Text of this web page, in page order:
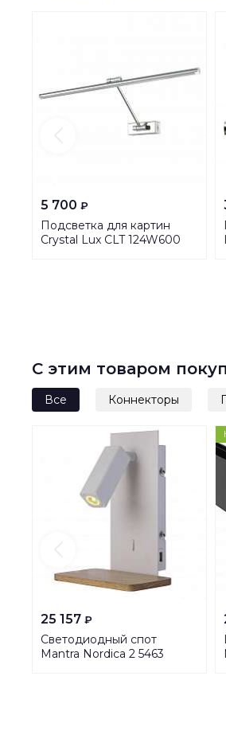
5 700 ₽
Подсветка для картин
Crystal Lux CLT 124W600
С этим товаром
Все Коннекторы
25 157 ₽
Светодиодный спот
Mantra Nordica 2 5463